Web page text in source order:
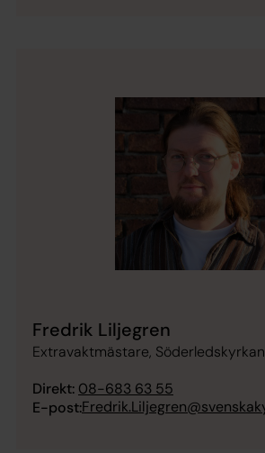
Fredrik Liljegren
Extravaktmästare, Söderledskyrkan
Direkt: 08-683 63 55
E-post: